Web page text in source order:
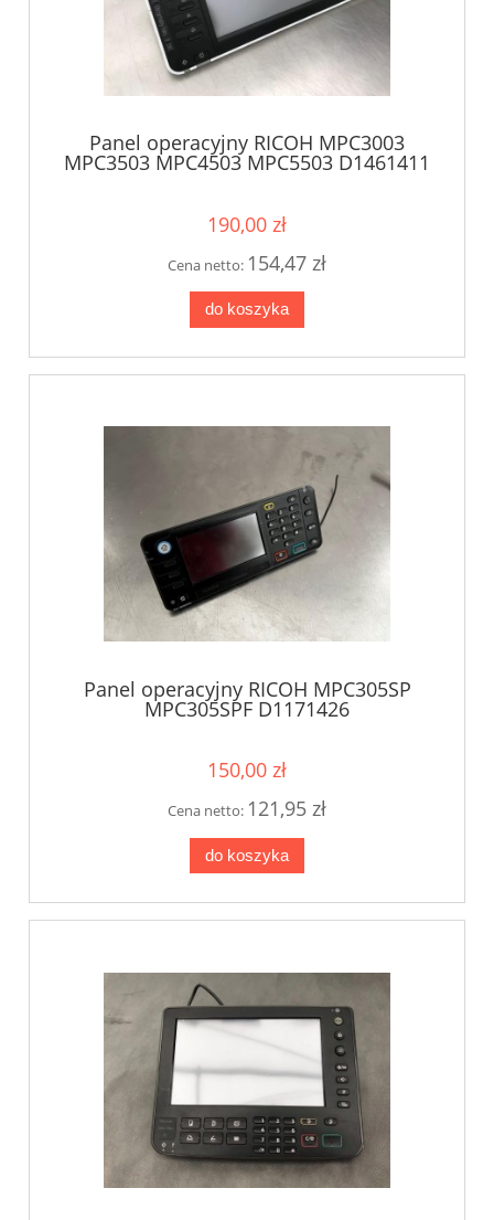
Panel operacyjny RICOH MPC3003
MPC3503 MPC4503 MPC5503 D1461411
190,00 zł
Cena netto: 154,47 zł
do koszyka
Panel operacyjny RICOH MPC305SP
MPC305SPF D1171426
150,00 zł
Cena netto: 121,95 zł
do koszyka